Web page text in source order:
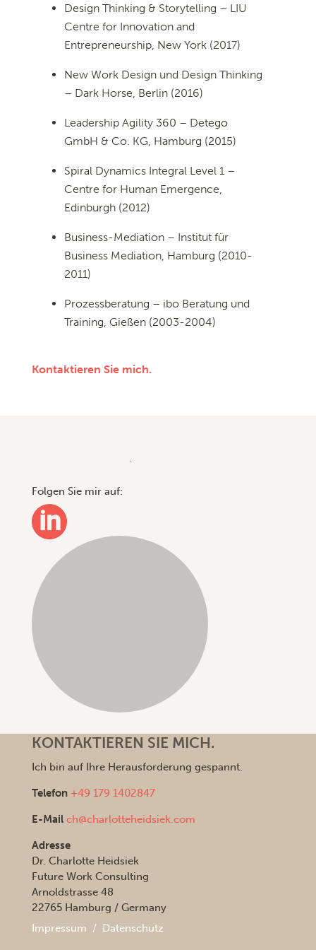
Design Thinking & Storytelling – LIU
Centre for Innovation and
Entrepreneurship, New York (2017)
New Work Design und Design Thinking
– Dark Horse, Berlin (2016)
Leadership Agility 360 – Detego
GmbH & Co. KG, Hamburg (2015)
Spiral Dynamics Integral Level 1 –
Centre for Human Emergence,
Edinburgh (2012)
Business-Mediation – Institut für
Business Mediation, Hamburg (2010-
2011)
Prozessberatung – ibo Beratung und
Training, Gießen (2003-2004)
Kontaktieren Sie mich.
Folgen Sie mir auf:

KONTAKTIEREN SIE MICH.
Ich bin auf Ihre Herausforderung gespannt.
Telefon +49 179 1402847
E-Mail ch@charlotteheidsiek.com
Adresse
Dr. Charlotte Heidsiek
Future Work Consulting
Arnoldstrasse 48
22765 Hamburg / Germany
Impressum / Datenschutz